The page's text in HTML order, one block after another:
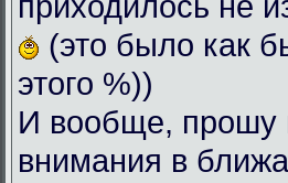
(это было как
этого %))
И вообще, прошу
внимания в